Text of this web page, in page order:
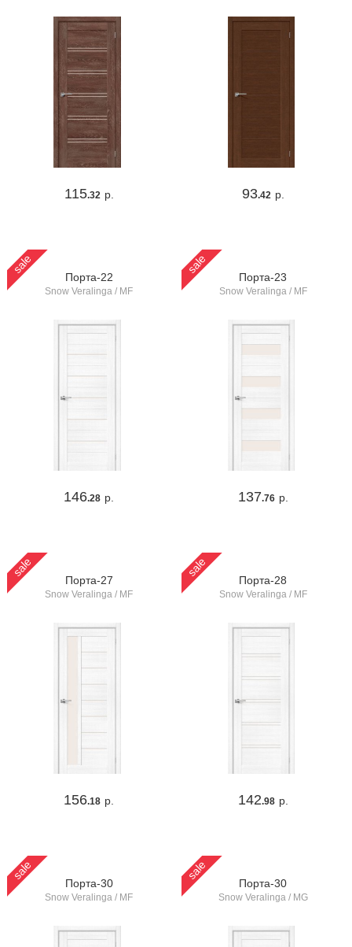
115.32 р. 93.42 р.
sale
Порта-22
Snow Veralinga / MF
146.28 р.
sale
Порта-23
Snow Veralinga / MF
137.76 р.
sale
Порта-27
Snow Veralinga / MF
156.18 р.
sale
Порта-28
Snow Veralinga / MF
142.98 р.
sale
Порта-30
Snow Veralinga / MF
sale
Порта-30
Snow Veralinga / MG